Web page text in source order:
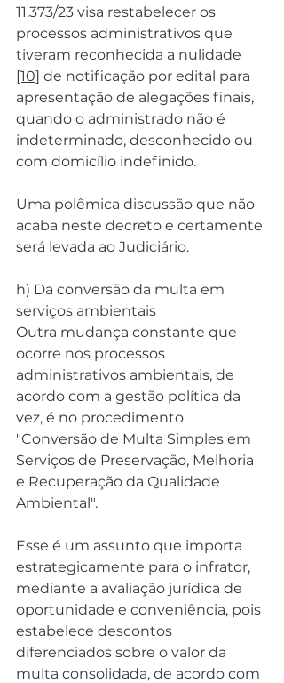
11.373/23 visa restabelecer os
processos administrativos que
tiveram reconhecida a nulidade
[10] de notificação por edital para
apresentação de alegações finais,
quando o administrado não é
indeterminado, desconhecido ou
com domicílio indefinido.
Uma polêmica discussão que não
acaba neste decreto e certamente
será levada ao Judiciário.
h) Da conversão da multa em
serviços ambientais
Outra mudança constante que
ocorre nos processos
administrativos ambientais, de
acordo com a gestão política da
vez, é no procedimento
"Conversão de Multa Simples em
Serviços de Preservação, Melhoria
e Recuperação da Qualidade
Ambiental".
Esse é um assunto que importa
estrategicamente para o infrator,
mediante a avaliação jurídica de
oportunidade e conveniência, pois
estabelece descontos
diferenciados sobre o valor da
multa consolidada, de acordo com